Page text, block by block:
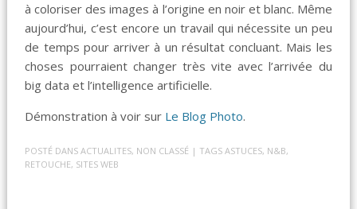
à coloriser des images à l’origine en noir et blanc. Même
aujourd’hui, c’est encore un travail qui nécessite un peu
de temps pour arriver à un résultat concluant. Mais les
choses pourraient changer très vite avec l’arrivée du
big data et l’intelligence artificielle.
Démonstration à voir sur Le Blog Photo.
POSTÉ DANSACTUALITES, NON CLASSÉ | TAGSASTUCES, N&B,
RETOUCHE, SITES WEB